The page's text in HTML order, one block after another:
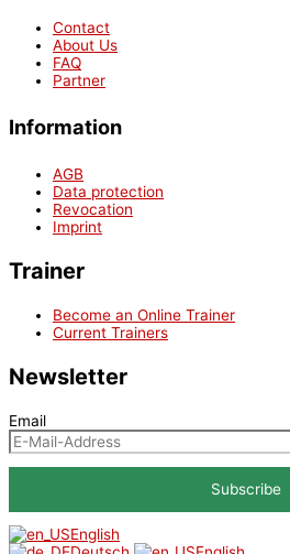
Contact
About Us
FAQ
Partner
Information
AGB
Data protection
Revocation
Imprint
Trainer
Become an Online Trainer
Current Trainers
Newsletter
Email
English